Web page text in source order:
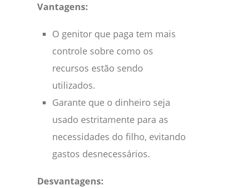
Vantagens:
O genitor que paga tem mais
controle sobre como os
recursos estão sendo
utilizados.
Garante que o dinheiro seja
usado estritamente para as
necessidades do filho, evitando
gastos desnecessários.
Desvantagens: